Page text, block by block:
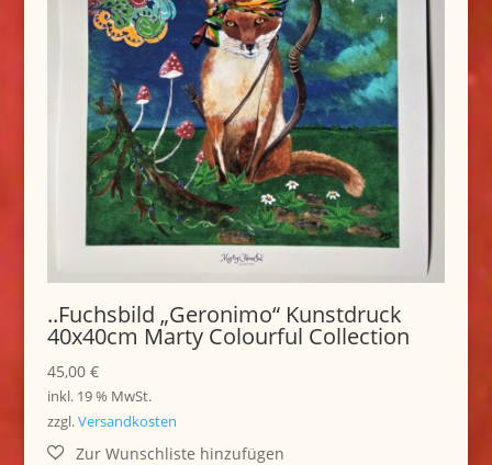
..Fuchsbild „Geronimo“ Kunstdruck
40x40cm Marty Colourful Collection
45,00 €
inkl. 19 % MwSt.
zzgl.Versandkosten